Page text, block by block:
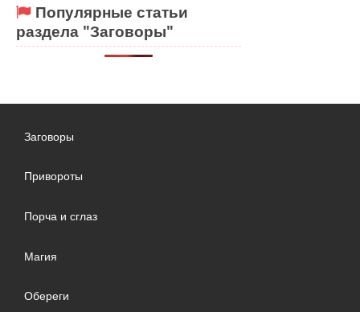
Популярные статьи
раздела "Заговоры"
Заговоры
Привороты
Порча и сглаз
Магия
Обереги